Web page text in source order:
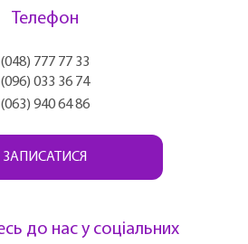
до нас у соціальних
Телефон
(048) 777 77 33
(096) 033 36 74
ЗАПИСАТИСЯ
(063) 940 64 86